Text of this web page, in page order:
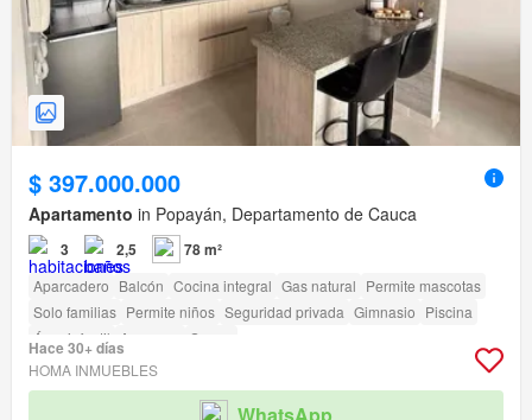
$ 397.000.000
Apartamento in Popayán, Departamento de Cauca
3 2,5 78 m²
Aparcadero Balcón Cocina integral Gas natural Permite mascotas
Solo familias Permite niños Seguridad privada Gimnasio Piscina
Área infantil
Ascensor Sauna
Hace 30+ días
HOMA INMUEBLES
WhatsApp